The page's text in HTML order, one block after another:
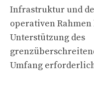
Infrastruktur und
operativen
Unterstützung des
Umfang